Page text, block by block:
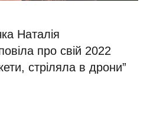
Наталія
про свій 2022
стріляла в дрони”